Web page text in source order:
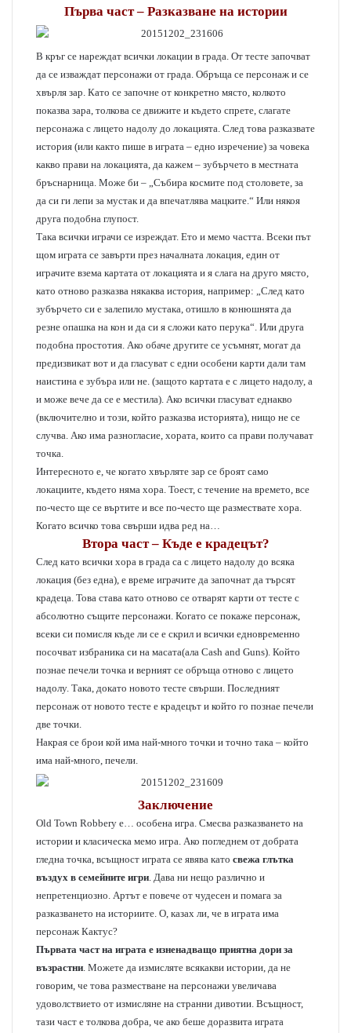
Първа част – Разказване на истории
В кръг се нареждат всички локации в града. От тесте започват
да се изваждат персонажи от града. Обръща се персонаж и се
хвърля зар. Като се започне от конкретно място, колкото
показва зара, толкова се движите и където спрете, слагате
персонажа с лицето надолу до локацията. След това разказвате
история (или както пише в играта – едно изречение) за човека
какво прави на локацията, да кажем – зубърчето в местната
бръснарница. Може би – „Събира космите под столовете, за
да си ги лепи за мустак и да впечатлява мацките.“ Или някоя
друга подобна глупост.
Така всички играчи се изреждат. Ето и мемо частта. Всеки път
щом играта се завърти през началната локация, един от
играчите взема картата от локацията и я слага на друго място,
като отново разказва някаква история, например: „След като
зубърчето си е залепило мустака, отишло в конюшнята да
резне опашка на кон и да си я сложи като перука“. Или друга
подобна простотия. Ако обаче другите се усъмнят, могат да
предизвикат вот и да гласуват с едни особени карти дали там
наистина е зубъра или не. (защото картата е с лицето надолу, а
и може вече да се е местила). Ако всички гласуват еднакво
(включително и този, който разказва историята), нищо не се
случва. Ако има разногласие, хората, които са прави получават
точка.
Интересното е, че когато хвърляте зар се броят само
локациите, където няма хора. Тоест, с течение на времето, все
по-често ще се въртите и все по-често ще размествате хора.
Когато всичко това свърши идва ред на…
Втора част – Къде е крадецът?
След като всички хора в града са с лицето надолу до всяка
локация (без една), е време играчите да започнат да търсят
крадеца. Това става като отново се отварят карти от тесте с
абсолютно същите персонажи. Когато се покаже персонаж,
всеки си помисля къде ли се е скрил и всички едновременно
посочват избраника си на масата(ала Cash and Guns). Който
познае печели точка и верният се обръща отново с лицето
надолу. Така, докато новото тесте свърши. Последният
персонаж от новото тесте е крадецът и който го познае печели
две точки.
Накрая се брои кой има най-много точки и точно така – който
има най-много, печели.
Заключение
Old Town Robbery e… особена игра. Смесва разказването на
истории и класическа мемо игра. Ако погледнем от добрата
гледна точка, всъщност играта се явява като свежа глътка
въздух в семейните игри. Дава ни нещо различно и
непретенциозно. Артът е повече от чудесен и помага за
разказването на историите. О, казах ли, че в играта има
персонаж Кактус?
Първата част на играта е изненадващо приятна дори за
възрастни. Можете да измисляте всякакви истории, да не
говорим, че това разместване на персонажи увеличава
удоволствието от измисляне на странни дивотии. Всъщност,
тази част е толкова добра, че ако беше доразвита играта